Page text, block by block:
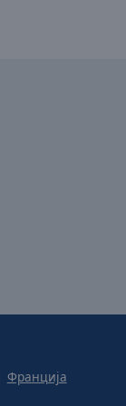
Франција